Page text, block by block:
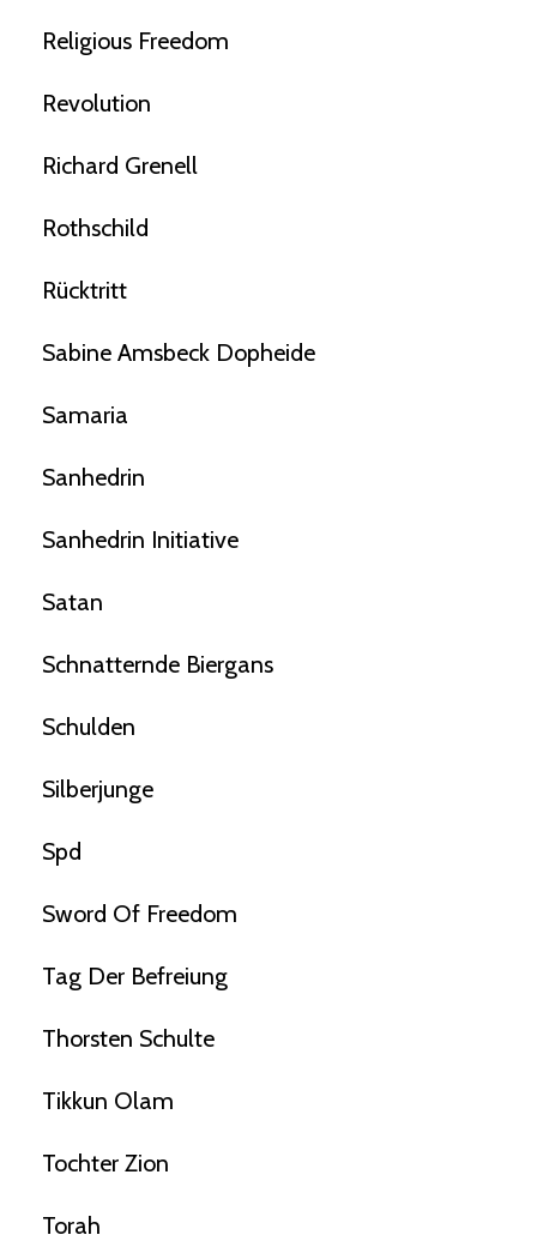
Religious Freedom
Revolution
Richard Grenell
Rothschild
Rücktritt
Sabine Amsbeck Dopheide
Samaria
Sanhedrin
Sanhedrin Initiative
Satan
Schnatternde Biergans
Schulden
Silberjunge
Spd
Sword Of Freedom
Tag Der Befreiung
Thorsten Schulte
Tikkun Olam
Tochter Zion
Torah